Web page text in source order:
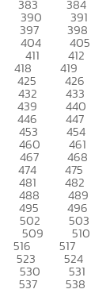
383 384
390 391
397 398
404 405
411 412
418 419
425 426
432 433
439 440
446 447
453 454
460 461
467 468
474 475
481 482
488 489
495 496
502 503
509 510
516 517
523 524
530 531
537 538